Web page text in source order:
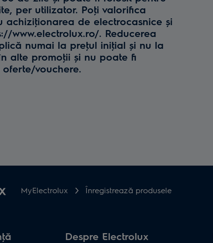
per utilizator. Poţi valorifica
achiziţionarea de electrocasnice și
www.electrolux.ro/. Reducerea
numai la preţul iniţial și nu la
alte promoţii și nu poate fi
vouchere.
MyElectrolux Înregistrează produsele
Despre Electrolux